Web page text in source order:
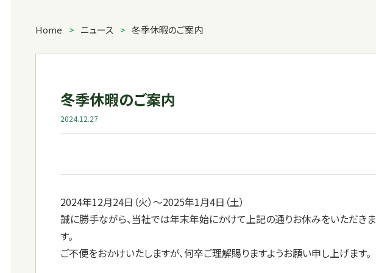
Home > ニュース > 冬季休暇のご案内
冬季休暇のご案内
2024.12.27
2024年12月24日（火）～2025年1月4日（土）
誠に勝手ながら、当社では年末年始にかけて上記の通りお休みをいただきま
す。
ご不便をおかけいたしますが、何卒ご理解賜りますようお願い申し上げます。